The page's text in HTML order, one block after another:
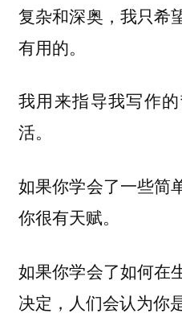
复杂和深奥，我只希
有用的。
我用来指导我写作
活。
如果你学会了一些简
你很有天赋。
如果你学会了如何在
决定，人们会认为你